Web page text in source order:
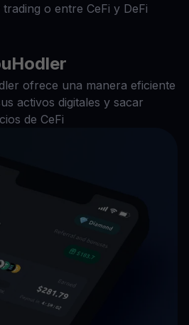
o entre CeFi y DeFi
ofrece una manera eficiente
activos digitales y sacar
de CeFi